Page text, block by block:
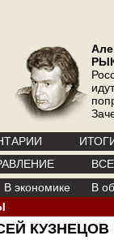
В экономике
В
КУЗНЕЦОВ